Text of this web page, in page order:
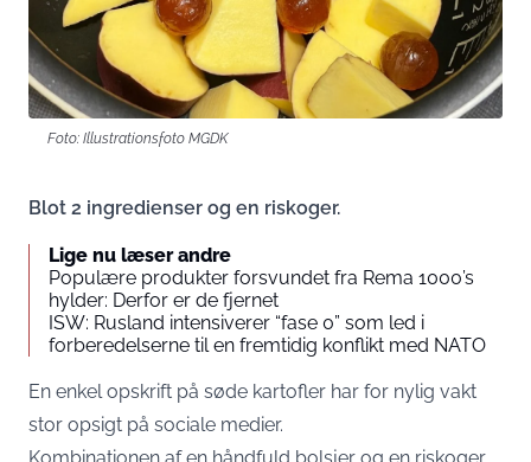
Foto: Illustrationsfoto MGDK
Blot 2 ingredienser og en riskoger.
Lige nu læser andre
Populære produkter forsvundet fra Rema 1000’s
hylder: Derfor er de fjernet
ISW: Rusland intensiverer “fase 0” som led i
forberedelserne til en fremtidig konflikt med NATO
En enkel opskrift på søde kartofler har for nylig vakt
stor opsigt på sociale medier.